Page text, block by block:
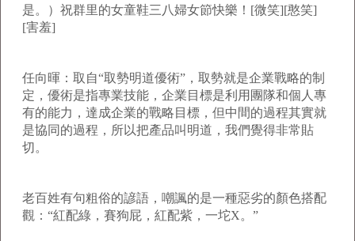
是。）祝群里的女童鞋三八婦女節快樂！[微笑][憨笑]
[害羞]
任向暉：取自“取勢明道優術”，取勢就是企業戰略的制
定，優術是指專業技能，企業目標是利用團隊和個人專
有的能力，達成企業的戰略目標，但中間的過程其實就
是協同的過程，所以把產品叫明道，我們覺得非常貼
切。
老百姓有句粗俗的諺語，嘲諷的是一種惡劣的顏色搭配
觀：“紅配綠，賽狗屁，紅配紫，一坨X。”